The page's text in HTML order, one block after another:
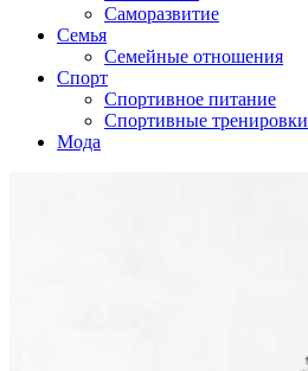
Саморазвитие
Семья
Семейные отношения
Спорт
Спортивное питание
Спортивные тренировки
Мода